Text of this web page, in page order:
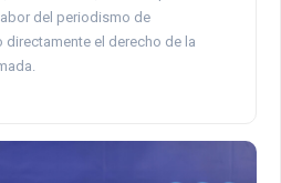
del periodismo de
el derecho de la